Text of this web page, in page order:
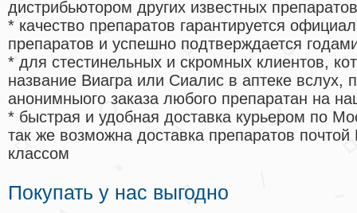
дистрибьютором других известных препаратов
* качество препаратов гарантируется
препаратов и успешно подтверждается
* для стестинельных и скромных клиентов,
название Виагра или Сиалис в аптеке вслух,
анонимныого заказа любого препаратан на
* быстрая и удобная доставка курьером по
так же возможна доставка препаратов
классом
Покупать у нас выгодно